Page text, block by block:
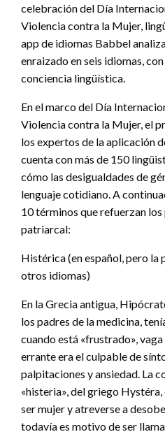
celebración del Día
Violencia contra la Mujer,
app de idiomas Babbel
enraizado en seis idiomas,
conciencia lingüística.
En el marco del Día
Violencia contra la Mujer, el
los expertos de la aplicación
cuenta con más de 150
cómo las desigualdades de
lenguaje cotidiano. A
10 términos que refuerzan
patriarcal:
Histérica (en español, pero la
otros idiomas)
En la Grecia antigua,
los padres de la medicina,
cuando está «frustrado»,
errante era el culpable de
palpitaciones y ansiedad. La
«histeria», del griego
ser mujer y atreverse a
todavía es motivo de ser